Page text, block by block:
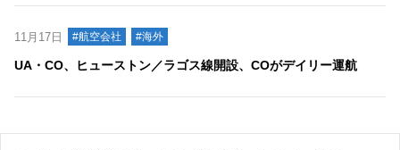
11月17日 #航空会社 #海外
UA・CO、ヒューストン／ラゴス線開設、COがデイリー運航